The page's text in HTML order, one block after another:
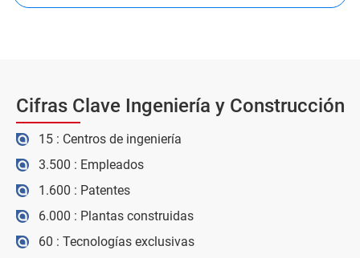
Cifras Clave Ingeniería y Construcción
15 : Centros de ingeniería
3.500 : Empleados
1.600 : Patentes
6.000 : Plantas construidas
60 : Tecnologías exclusivas